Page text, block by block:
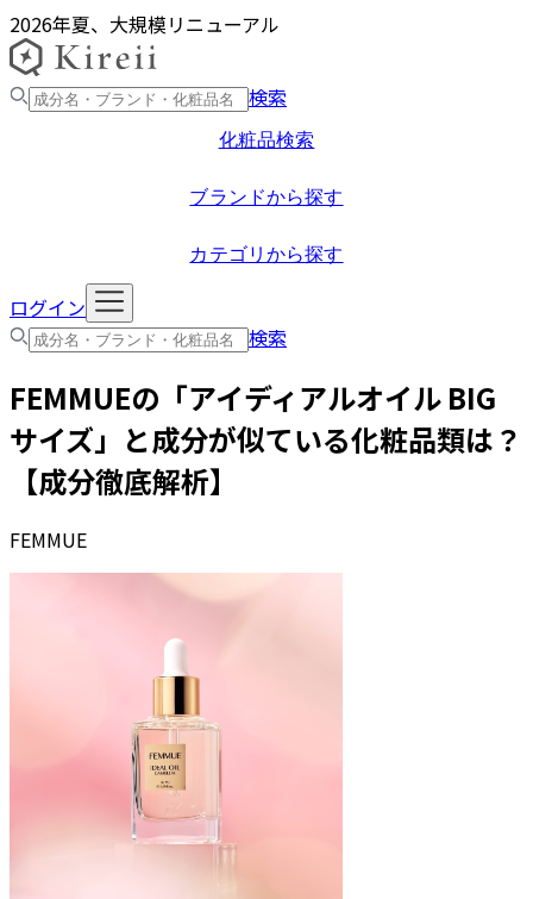
2026年夏、大規模リニューアル
検索
化粧品検索
ブランドから探す
カテゴリから探す
ログイン
検索
FEMMUEの「アイディアルオイル BIG
サイズ」と成分が似ている化粧品類は？
【成分徹底解析】
FEMMUE